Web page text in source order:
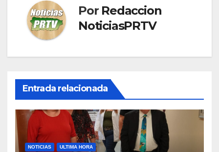
Por Redaccion
NoticiasPRTV
Entrada relacionada
NOTICIAS ULTIMA HORA